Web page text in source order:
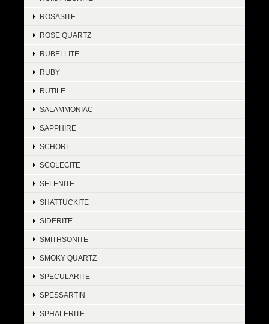
ROSASITE
ROSE QUARTZ
RUBELLITE
RUBY
RUTILE
SALAMMONIAC
SAPPHIRE
SCHORL
SCOLECITE
SELENITE
SHATTUCKITE
SIDERITE
SMITHSONITE
SMOKY QUARTZ
SPECULARITE
SPESSARTIN
SPHALERITE